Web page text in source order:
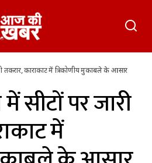
तकरार, काराकाट में त्रिकोणीय मुकाबले के आसार
सीटों पर जारी
में